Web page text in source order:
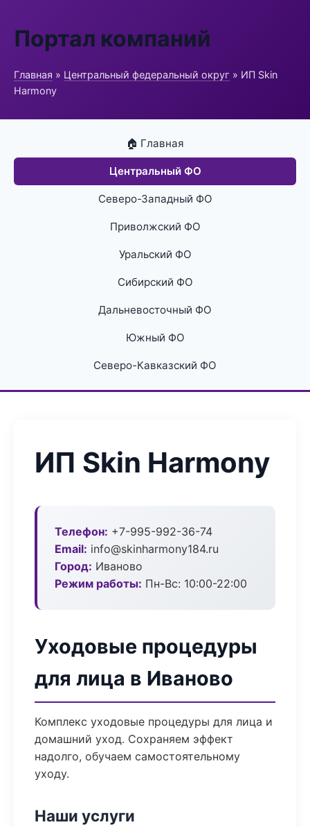
Портал компаний
Главная » Центральный федеральный округ » ИП Skin
Harmony
🏠 Главная
Центральный ФО
Северо-Западный ФО
Приволжский ФО
Уральский ФО
Сибирский ФО
Дальневосточный ФО
Южный ФО
Северо-Кавказский ФО
ИП Skin Harmony
Телефон: +7-995-992-36-74
Email: info@skinharmony184.ru
Город: Иваново
Режим работы: Пн-Вс: 10:00-22:00
Уходовые процедуры
для лица в Иваново
Комплекс уходовые процедуры для лица и
домашний уход. Сохраняем эффект
надолго, обучаем самостоятельному
уходу.
Наши услуги